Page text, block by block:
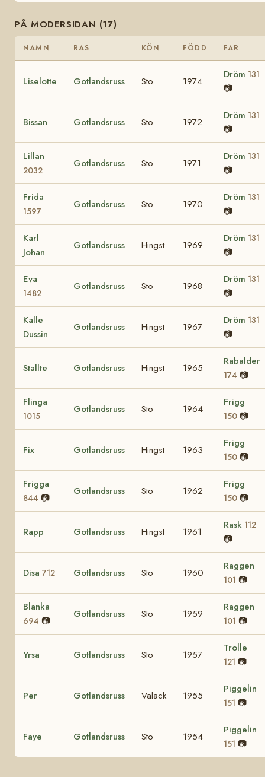
PÅ MODERSIDAN (17)
NAMN RAS KÖN FÖDD FAR
Liselotte Gotlandsruss Sto 1974
Dröm 131
📷
Bissan Gotlandsruss Sto 1972
Dröm 131
📷
Lillan
2032
Gotlandsruss Sto 1971
Dröm 131
📷
Frida
1597
Gotlandsruss Sto 1970
Dröm 131
📷
Karl
Johan
Gotlandsruss Hingst 1969
Dröm 131
📷
Eva
1482
Gotlandsruss Sto 1968
Dröm 131
📷
Kalle
Dussin
Gotlandsruss Hingst 1967
Dröm 131
📷
Stallte Gotlandsruss Hingst 1965
Rabalder
174 📷
Flinga
1015
Gotlandsruss Sto 1964
Frigg
150 📷
Fix Gotlandsruss Hingst 1963
Frigg
150 📷
Frigga
844 📷
Gotlandsruss Sto 1962
Frigg
150 📷
Rapp Gotlandsruss Hingst 1961
Rask 112
📷
Disa 712 Gotlandsruss Sto 1960
Raggen
101 📷
Blanka
694 📷
Gotlandsruss Sto 1959
Raggen
101 📷
Yrsa Gotlandsruss Sto 1957
Trolle
121 📷
Per Gotlandsruss Valack 1955
Piggelin
151 📷
Faye Gotlandsruss Sto 1954
Piggelin
151 📷